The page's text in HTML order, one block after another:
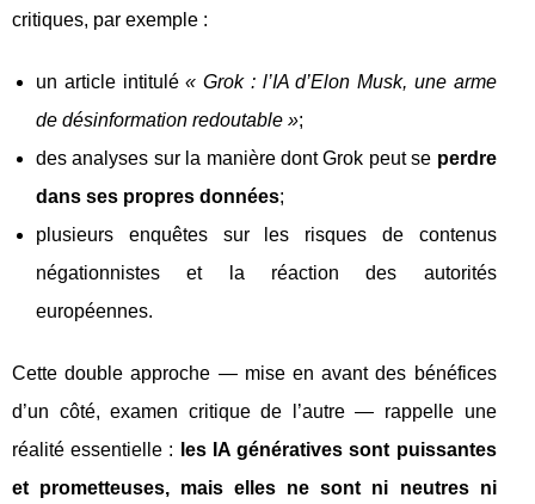
critiques, par exemple :
un article intitulé« Grok : l’IA d’Elon Musk, une arme
de désinformation redoutable »;
des analyses sur la manière dont Grok peut se perdre
dans ses propres données;
plusieurs enquêtes sur les risques de contenus
négationnistes et la réaction des autorités
européennes.
Cette double approche — mise en avant des bénéfices
d’un côté, examen critique de l’autre — rappelle une
réalité essentielle :
les IA génératives sont puissantes
et prometteuses, mais elles ne sont ni neutres ni